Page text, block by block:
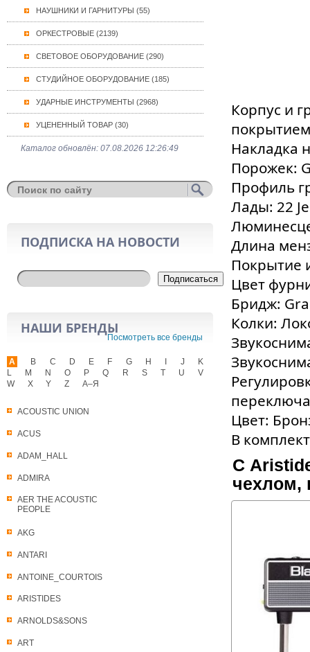
НАУШНИКИ И ГАРНИТУРЫ (55)
ОРКЕСТРОВЫЕ (2139)
СВЕТОВОЕ ОБОРУДОВАНИЕ (290)
СТУДИЙНОЕ ОБОРУДОВАНИЕ (185)
УДАРНЫЕ ИНСТРУМЕНТЫ (2968)
УЦЕНЕННЫЙ ТОВАР (30)
Каталог обновлён: 07.08.2026 12:26:49
ПОДПИСКА НА НОВОСТИ
Подписаться
НАШИ БРЕНДЫ
Посмотреть все бренды
A
ACOUSTIC UNION
ACUS
ADAM_HALL
ADMIRA
AER THE ACOUSTIC
PEOPLE
AKG
ANTARI
ANTOINE_COURTOIS
ARISTIDES
ARNOLDS&SONS
ART
B C D E F G H J
K
L
M N O P Q R S T U
V
W
X Y Z А–Я
Корпус и
Накладка
Порожек:
Профиль
Лады: 22
Длина
Покрытие
Цвет
Бридж:
Колки:
Цвет:
В
С
чехлом,